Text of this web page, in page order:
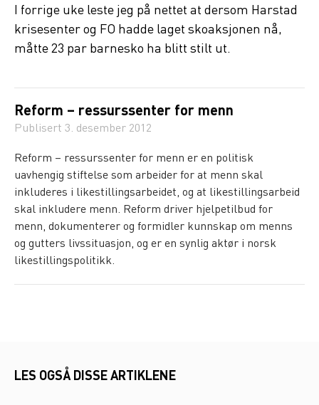
I forrige uke leste jeg på nettet at dersom Harstad
krisesenter og FO hadde laget skoaksjonen nå,
måtte 23 par barnesko ha blitt stilt ut.
Reform – ressurssenter for menn
Publisert 3. desember 2012
Reform – ressurssenter for menn er en politisk
uavhengig stiftelse som arbeider for at menn skal
inkluderes i likestillingsarbeidet, og at likestillingsarbeid
skal inkludere menn. Reform driver hjelpetilbud for
menn, dokumenterer og formidler kunnskap om menns
og gutters livssituasjon, og er en synlig aktør i norsk
likestillingspolitikk.
LES OGSÅ DISSE ARTIKLENE